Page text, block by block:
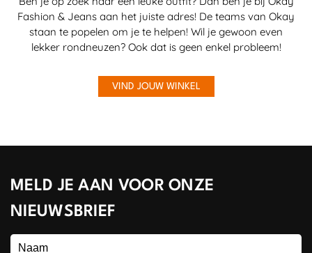
Fashion & Jeans aan het juiste adres! De teams van Okay
staan te popelen om je te helpen! Wil je gewoon even
lekker rondneuzen? Ook dat is geen enkel probleem!
VIND JOUW WINKEL
MELD JE AAN VOOR ONZE
NIEUWSBRIEF